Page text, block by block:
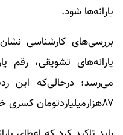
یارانه‌ها شود.
بررسی‌های کارشناسی
می‌رسد؛ درحالی‌که این
۸۷هزارمیلیاردتومان کسری خواهد داشت.